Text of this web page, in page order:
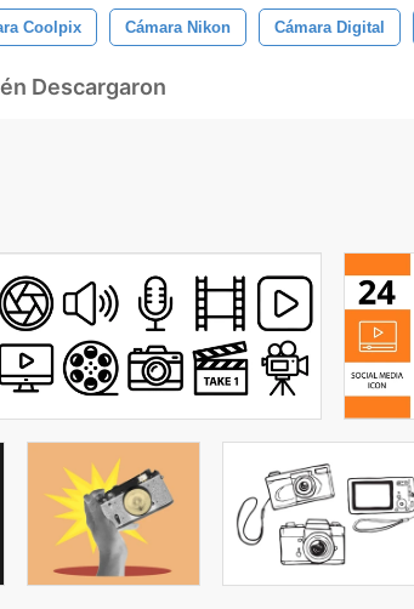
Coolpix Cámara Nikon Cámara Digital
Descargaron